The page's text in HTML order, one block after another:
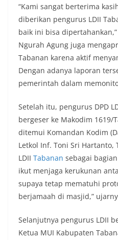
“Kami sangat berterima
diberikan pengurus LDII
baik ini bisa
Ngurah Agung juga
Tabanan karena aktif
Dengan adanya laporan
pemerintah dalam
Setelah itu, pengurus DPD
bergeser ke Makodim 1619/
ditemui Komandan Kodim
Letkol Inf. Toni Sri Hartanto,
LDII Tabanan sebagai
ikut menjaga kerukunan
supaya tetap mematuhi
berjamaah di masjid,”
Selanjutnya pengurus LDII
Ketua MUI Kabupaten